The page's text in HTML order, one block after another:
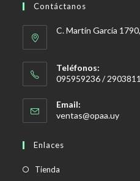
Contáctanos
C. Martín García
Teléfonos:
095959236 /
Email:
ventas@opaa.uySe
Enlaces
Tienda